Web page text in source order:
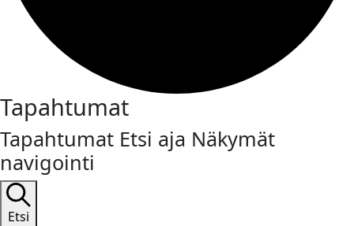
Tapahtumat
Tapahtumat Etsi aja Näkymät
navigointi
Etsi